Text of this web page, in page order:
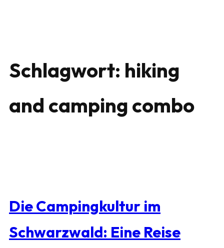
Schlagwort: hiking
and camping combo
Die Campingkultur im
Schwarzwald: Eine Reise